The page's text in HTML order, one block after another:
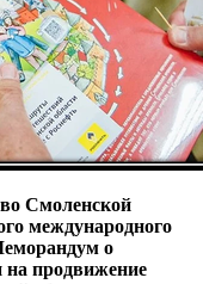
Смоленской
международного
о
на продвижение